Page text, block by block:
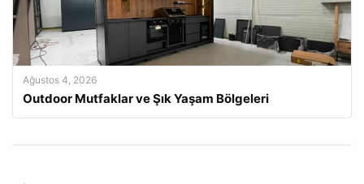
Ağustos 4, 2026
Outdoor Mutfaklar ve Şık Yaşam Bölgeleri